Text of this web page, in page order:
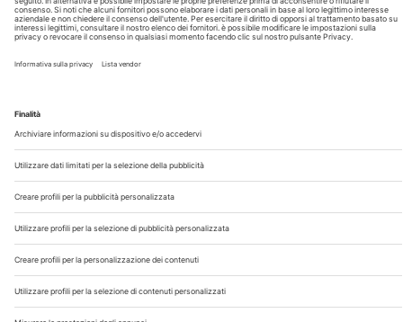
Chi Siamo
Contatti
Note Legali
Privacy